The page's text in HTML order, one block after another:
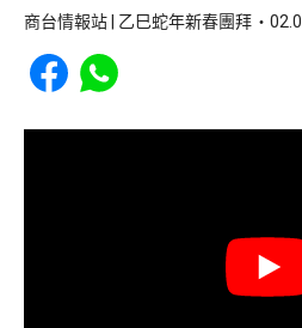
商台情報站 | 乙巳蛇年新春團拜
Share to Facebook
Share to WhatsApp